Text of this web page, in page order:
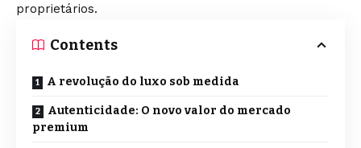
proprietários.
Contents
A revolução do luxo sob medida
Autenticidade: O novo valor do mercado
premium